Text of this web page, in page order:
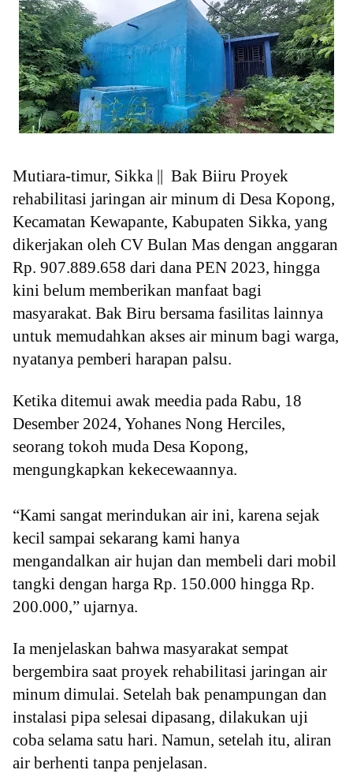
Mutiara-timur, Sikka || Bak Biiru Proyek
rehabilitasi jaringan air minum di Desa Kopong,
Kecamatan Kewapante, Kabupaten Sikka, yang
dikerjakan oleh CV Bulan Mas dengan anggaran
Rp. 907.889.658 dari dana PEN 2023, hingga
kini belum memberikan manfaat bagi
masyarakat. Bak Biru bersama fasilitas lainnya
untuk memudahkan akses air minum bagi warga,
nyatanya pemberi harapan palsu.
Ketika ditemui awak meedia pada Rabu, 18
Desember 2024, Yohanes Nong Herciles,
seorang tokoh muda Desa Kopong,
mengungkapkan kekecewaannya.
“Kami sangat merindukan air ini, karena sejak
kecil sampai sekarang kami hanya
mengandalkan air hujan dan membeli dari mobil
tangki dengan harga Rp. 150.000 hingga Rp.
200.000,” ujarnya.
Ia menjelaskan bahwa masyarakat sempat
bergembira saat proyek rehabilitasi jaringan air
minum dimulai. Setelah bak penampungan dan
instalasi pipa selesai dipasang, dilakukan uji
coba selama satu hari. Namun, setelah itu, aliran
air berhenti tanpa penjelasan.